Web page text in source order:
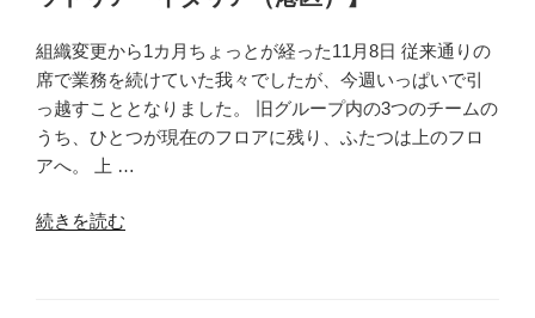
宿
西
口
店
（新
区）】”
組織変更から1カ月ちょっとが経った11月8日 従来通りの
席で業務を続けていた我々でしたが、今週いっぱいで引
っ越すこととなりました。 旧グループ内の3つのチームの
うち、ひとつが現在のフロアに残り、ふたつは上のフロ
アへ。 上 …
“思
続きを読む